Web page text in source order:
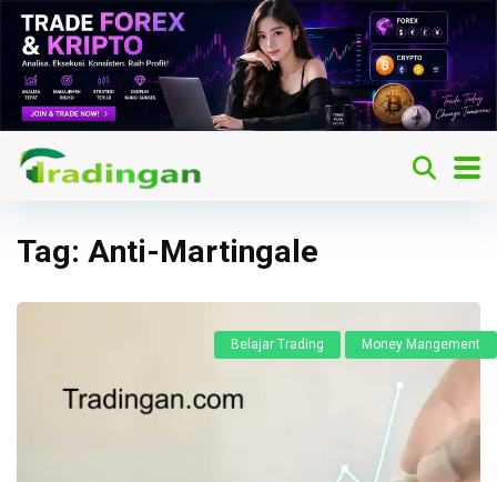
Tag: Anti-Martingale
Belajar Trading Money Mangement